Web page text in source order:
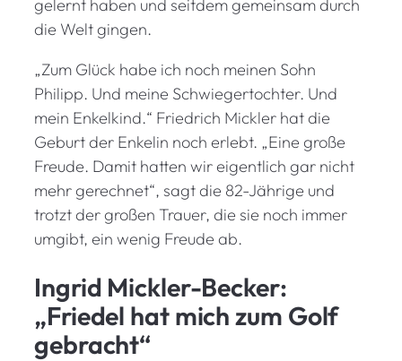
gelernt haben und seitdem gemeinsam durch
die Welt gingen.
„Zum Glück habe ich noch meinen Sohn
Philipp. Und meine Schwiegertochter. Und
mein Enkelkind.“ Friedrich Mickler hat die
Geburt der Enkelin noch erlebt. „Eine große
Freude. Damit hatten wir eigentlich gar nicht
mehr gerechnet“, sagt die 82-Jährige und
trotzt der großen Trauer, die sie noch immer
umgibt, ein wenig Freude ab.
Ingrid Mickler-Becker:
„Friedel hat mich zum Golf
gebracht“